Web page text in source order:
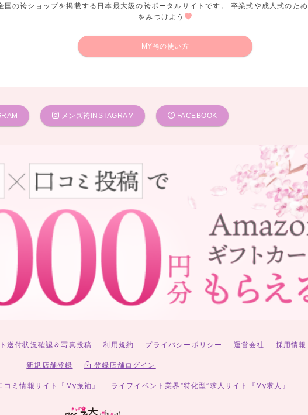
国の袴ショップを掲載する日本最大級の袴ポータルサイトです。 卒業式や成人式のた
をみつけよう
MY袴の使い方
メンズ袴INSTAGRAM FACEBOOK
送付状況確認＆写真投稿 利用規約 プライバシーポリシー 運営会社 採用情報
新規店舗登録 登録店舗ログイン
コミ情報サイト『My振袖』 ライフイベント業界”特化型”求人サイト『My求人』